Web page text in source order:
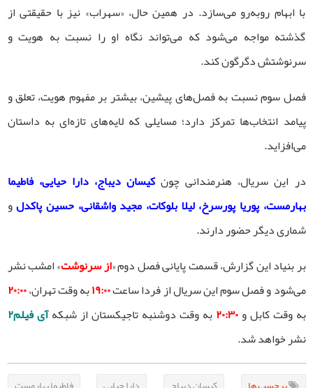
با ابهام روبه‌رو می‌سازد. در همین حال، «سهراب» نیز با حقیقتی از
گذشته مواجه می‌شود که می‌تواند نگاه او را نسبت به هویت و
سرنوشتش دگرگون کند.
فصل سوم نسبت به فصل‌های پیشین، بیشتر بر مفهوم هویت، تعلق و
پیامد انتخاب‌ها تمرکز دارد؛ مسایلی که لایه‌های تازه‌ای به داستان
می‌افزاید.
در این سریال، هنرمندانی چونکیسان دیباج، دارا حیایی، فاطیما
بهارمست، پوریا پورسرخ، لیلا بلوکات، مجید واشقانی، حسین پاکدلو
شماری دیگر حضور دارند.
بر بنیاد این گزارش، قسمت پایانی فصل دوم «از سرنوشت» امشب نشر
می‌شود و فصل سوم این سریال از فردا ساعت۱۹:۰۰به وقت تهران،۲۰:۰۰
به وقت کابل و۲۰:۳۰ به وقت دوشنبه تاجیکستان از شبکهآی فیلم۲
نشر خواهد شد.